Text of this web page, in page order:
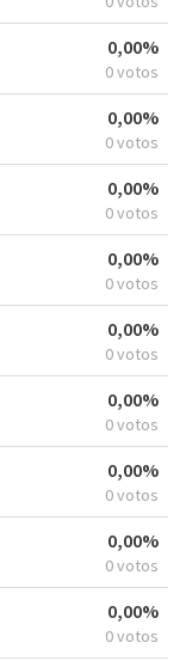
0,00%
0 votos
0,00%
0 votos
0,00%
0 votos
0,00%
0 votos
0,00%
0 votos
0,00%
0 votos
0,00%
0 votos
0,00%
0 votos
0,00%
0 votos